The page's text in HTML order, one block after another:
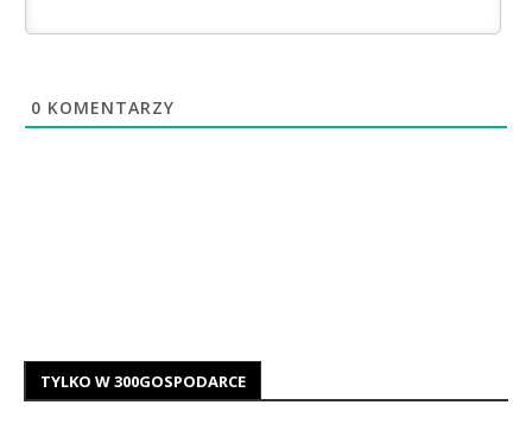
0 KOMENTARZY
TYLKO W 300GOSPODARCE